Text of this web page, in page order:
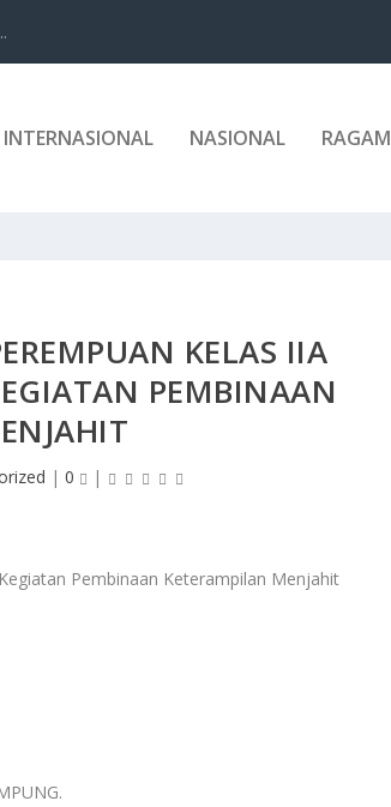
INTERNASIONAL NASIONAL RAGAM
KELAS IIA
PEMBINAAN
| 0 |